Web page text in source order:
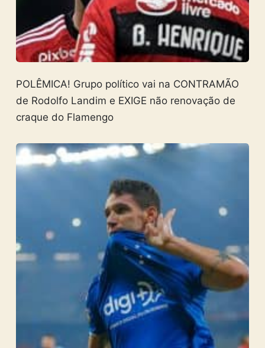
POLÊMICA! Grupo político vai na CONTRAMÃO
de Rodolfo Landim e EXIGE não renovação de
craque do Flamengo